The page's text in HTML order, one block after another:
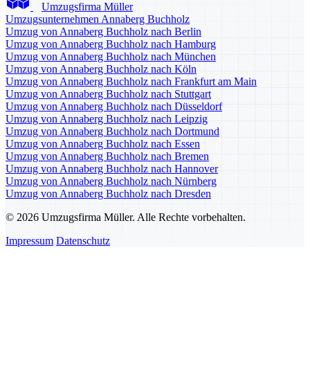
Umzugsfirma Müller
Umzugsunternehmen Annaberg Buchholz
Umzug von Annaberg Buchholz nach Berlin
Umzug von Annaberg Buchholz nach Hamburg
Umzug von Annaberg Buchholz nach München
Umzug von Annaberg Buchholz nach Köln
Umzug von Annaberg Buchholz nach Frankfurt am Main
Umzug von Annaberg Buchholz nach Stuttgart
Umzug von Annaberg Buchholz nach Düsseldorf
Umzug von Annaberg Buchholz nach Leipzig
Umzug von Annaberg Buchholz nach Dortmund
Umzug von Annaberg Buchholz nach Essen
Umzug von Annaberg Buchholz nach Bremen
Umzug von Annaberg Buchholz nach Hannover
Umzug von Annaberg Buchholz nach Nürnberg
Umzug von Annaberg Buchholz nach Dresden
© 2026 Umzugsfirma Müller. Alle Rechte vorbehalten.
Impressum Datenschutz